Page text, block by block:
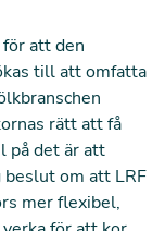
för attden
till att omfatta
rätt att få
på det är att
beslut om att LRF
mer flexibel,